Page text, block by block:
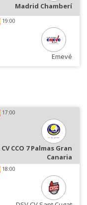
Madrid Chamberí
19:00
Emevé
17:00
CV CCO 7 Palmas Gran
Canaria
18:00